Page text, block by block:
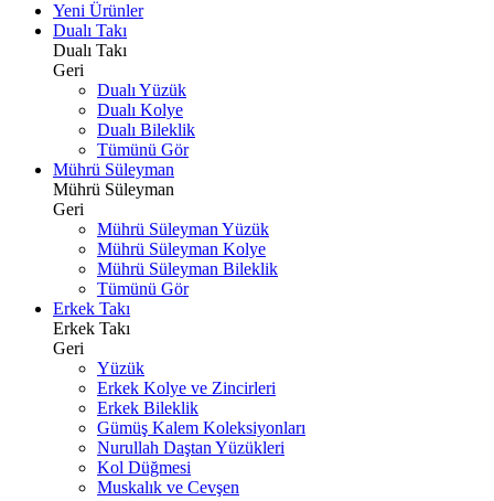
Yeni Ürünler
Dualı Takı
Dualı Takı
Geri
Dualı Yüzük
Dualı Kolye
Dualı Bileklik
Tümünü Gör
Mührü Süleyman
Mührü Süleyman
Geri
Mührü Süleyman Yüzük
Mührü Süleyman Kolye
Mührü Süleyman Bileklik
Tümünü Gör
Erkek Takı
Erkek Takı
Geri
Yüzük
Erkek Kolye ve Zincirleri
Erkek Bileklik
Gümüş Kalem Koleksiyonları
Nurullah Daştan Yüzükleri
Kol Düğmesi
Muskalık ve Cevşen